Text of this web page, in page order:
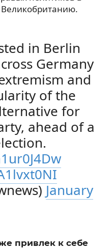
Великобританию.
in Berlin
Germany
and
of the
for
ahead of a
January
привлек к себе